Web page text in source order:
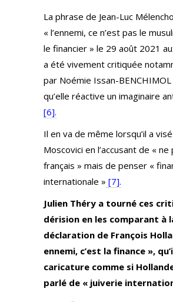
La phrase de Jean-Luc
« l’ennemi, ce n’est pas le
le financier » le 29 août 2021
a été vivement critiquée
par Noémie Issan-BENCHIMOL
qu’elle réactive un imaginaire
[6].
Il en va de même lorsqu’il a
Moscovici en l’accusant de «
français » mais de penser «
internationale » [7].
Julien Théry a tourné ces
dérision en les comparant à
déclaration de François
ennemi, c’est la finance »,
caricature comme si
parlé de « juiverie